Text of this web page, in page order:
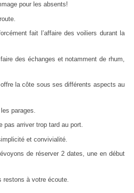
pour les absents!
fait l’affaire des voiliers durant la
des échanges et notamment de rhum,
la côte sous ses différents aspects au
parages.
pas arriver trop tard au port.
et convivialité.
de réserver 2 dates, une en début
à votre écoute.